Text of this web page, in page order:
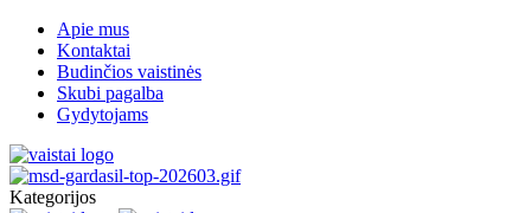
Apie mus
Kontaktai
Budinčios vaistinės
Skubi pagalba
Gydytojams
Kategorijos